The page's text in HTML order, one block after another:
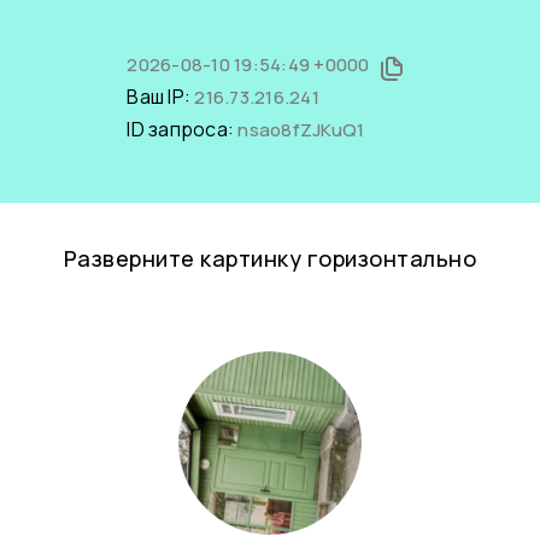
2026-08-10 19:54:49 +0000
Ваш IP:216.73.216.241
ID запроса:nsao8fZJKuQ1
Разверните картинку горизонтально